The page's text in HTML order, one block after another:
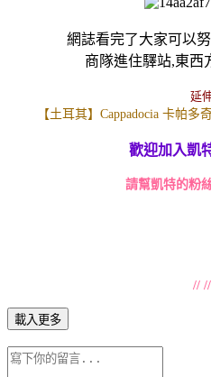
網誌看完了大家可以
商隊進住驛站,東西
延
【土耳其】Cappadocia 卡帕
歡迎加入凱
請幫凱特的粉
// //
載入更多